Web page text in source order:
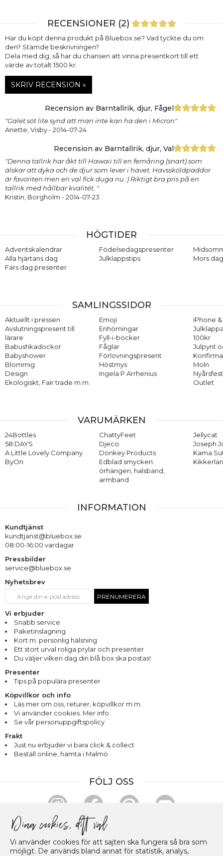
RECENSIONER (2)
Har du köpt denna produkt på Bluebox.se? Vad tyckte du om
den? Stämde beskrivningen?
Dela med dig, så har du chansen att vinna presentkort till ett
värde av totalt 1500 kr.
SKRIV RECENSION »
Recension av Barntallrik, djur, Fågel
"Galet söt lite synd att man inte kan ha den i Micron"
Anette, Visby- 2014-07-24
Recension av Barntallrik, djur, Val
"Denna tallrik har åkt till Hawaii till en femåring (snart) som
älskar att dyka och de djur som lever i havet. Havssköldpaddor
är favoriten men en val fick duga nu :) Riktigt bra pris på en
tallrik med hållbar kvalitét. "
Kristin, Borgholm - 2014-07-23
Vi använder cookies för att sajten ska fungera så bra som
möjligt. De används bland annat för statistik, analys,
HÖGTIDER
Adventskalendrar
Alla hjärtans dag
Fars dag presenter
Födelsedagspresenter
Julklappstips
Mors
SAMLINGSSIDOR
Aktuellt i pressen
Avslutningspresent till
lärare
Babushkadockor
Babyshower
Blommig
Design
Ekologiskt, Fair trade m.m.
Emoji
Enhörningar
Fyll-i-böcker
Fåglar
Förlovningspresent
Höstmys
Ingela P Arrhenius
iPhone
100kr
Julpynt
Moln
Nyårsfest
Outlet
VARUMÄRKEN
24Bottles
58:DAYS
A Little Lovely Company
ByOn
ChattyFeet
Djeco
Donkey Products
Edblad smycken:
örhängen, halsband,
armband
Jellycat
Joseph
Kama
INFORMATION
Kundtjänst
kundtjanst@bluebox.se
08:00-16:00 vardagar
Pressbilder
service@bluebox.se
Nyhetsbrev
PRENUMERERA
Vi erbjuder
Snabb service
Paketinslagning
Kort m. personlig hälsning
Ett stort urval roliga prylar och presenter
Du väljer vilken dag din blå box ska postas!
Presenter
Tips på populära presenter
Köpvillkor och info
Läs mer om oss, returer, köpvillkor m.m.
Vi använder cookies. Mer info
Se vår personuppgiftspolicy
Frakt
Just nu erbjuder vi bara click & collect
Beställ online, hämta i Malmö
FÖLJ OSS
HANDLA & BETALA TRYGGT